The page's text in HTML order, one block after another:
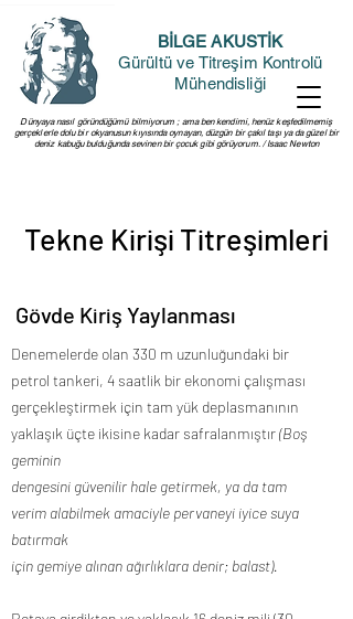
BİLGE AKUSTİK
Gürültü ve Titreşim Kontrolü
Mühendisliği
Dünyaya nasıl göründüğümü bilmiyorum ; ama ben kendimi, henüz keşfedilmemiş
gerçeklerle dolu bir okyanusun kıyısında oynayan, düzgün bir çakıl taşı ya da güzel bir
deniz kabuğu bulduğunda sevinen bir çocuk gibi görüyorum. / Isaac Newton
Tekne Kirişi Titreşimleri
Gövde Kiriş Yaylanması
Denemelerde olan 330 m uzunluğundaki bir
petrol tankeri, 4 saatlik bir ekonomi çalışması
gerçekleştirmek için tam yük deplasmanının
yaklaşık üçte ikisine kadar safralanmıştır(Boş
geminin
dengesini güvenilir hale getirmek, ya da tam
verim alabilmek amaciyle pervaneyi iyice suya
batırmak
için gemiye alınan ağırlıklara denir; balast).